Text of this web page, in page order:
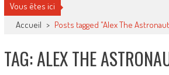
Vous êtes ici
Accueil > Posts tagged "Alex The
TAG: ALEX THE